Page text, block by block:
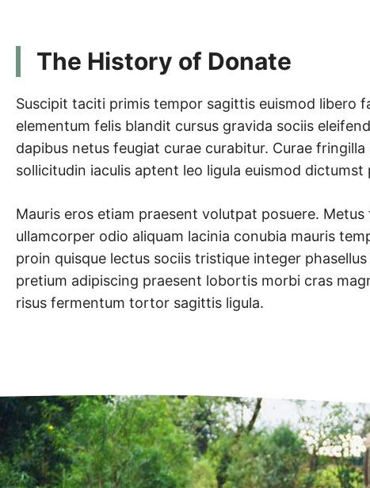
The History of Donate
Suscipit taciti primis tempor sagittis euismod libero
elementum felis blandit cursus gravida sociis
dapibus netus feugiat curae curabitur. Curae
sollicitudin iaculis aptent leo ligula euismod dictumst
Mauris eros etiam praesent volutpat posuere. Metus
ullamcorper odio aliquam lacinia conubia mauris
proin quisque lectus sociis tristique integer
pretium adipiscing praesent lobortis morbi cras
risus fermentum tortor sagittis ligula.